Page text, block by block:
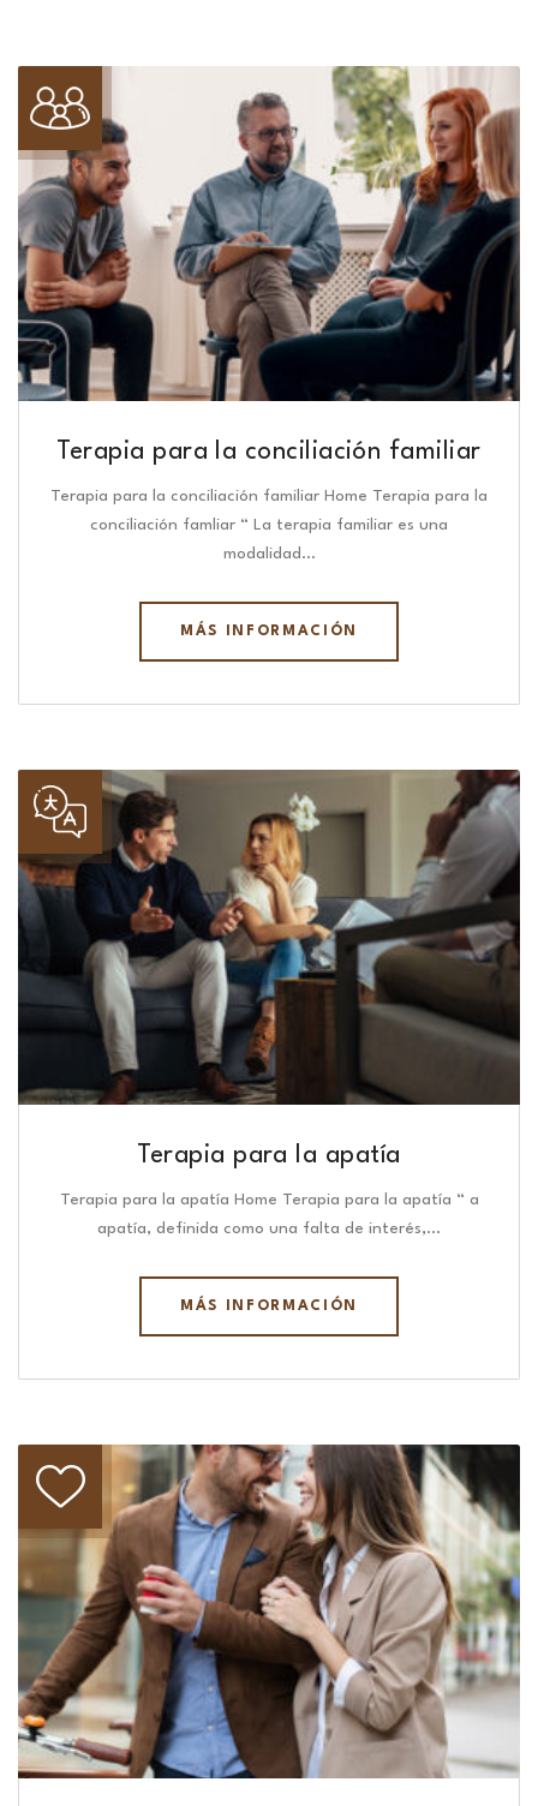
Terapia para la conciliación familiar
Terapia para la conciliación familiar Home Terapia para la
conciliación famliar “ La terapia familiar es una
modalidad…
MÁS INFORMACIÓN
Terapia para la apatía
Terapia para la apatía Home Terapia para la apatía “ a
apatía, definida como una falta de interés,…
MÁS INFORMACIÓN